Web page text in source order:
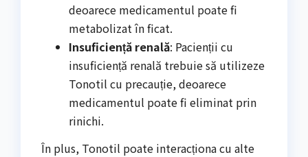
deoarece medicamentul poate fi
metabolizat în ficat.
Insuficiență renală: Pacienții cu
insuficiență renală trebuie să utilizeze
Tonotil cu precauție, deoarece
medicamentul poate fi eliminat prin
rinichi.
În plus, Tonotil poate interacționa cu alte